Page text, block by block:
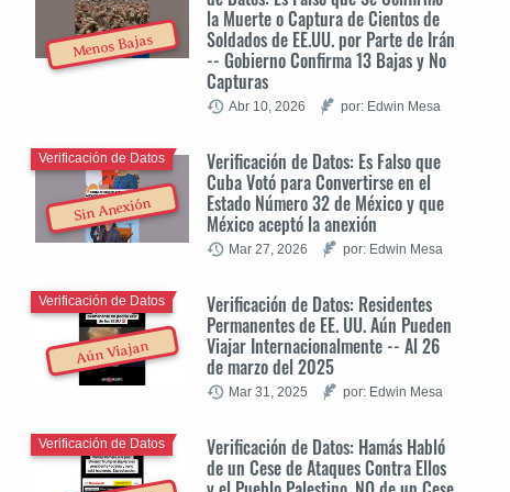
Menos Bajas
la Muerte o Captura de Cientos de
Soldados de EE.UU. por Parte de Irán
-- Gobierno Confirma 13 Bajas y No
Capturas
Abr 10, 2026 por: Edwin Mesa
Sin Anexión
Verificación de Datos: Es Falso que
Cuba Votó para Convertirse en el
Estado Número 32 de México y que
México aceptó la anexión
Verificación de Datos
Mar 27, 2026 por: Edwin Mesa
Aún Viajan
Verificación de Datos: Residentes
Permanentes de EE. UU. Aún Pueden
Viajar Internacionalmente -- Al 26
de marzo del 2025
Verificación de Datos
Mar 31, 2025 por: Edwin Mesa
Verificación de Datos: Hamás Habló
de un Cese de Ataques Contra Ellos
Verificación de Datos